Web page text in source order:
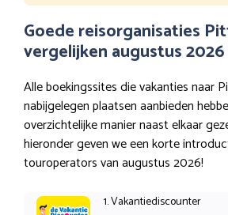
Goede reisorganisaties
vergelijken augustus 2026
Alle boekingssites die vakanties naar
nabijgelegen plaatsen aanbieden
overzichtelijke manier naast elkaar
hieronder geven we een korte
touroperators van augustus 2026!
1. Vakantiediscounter